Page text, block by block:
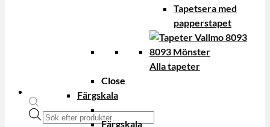
Produktsökning
Tapetsera med
papperstapet
Alla tapeter
Close
Färgskala
Färgskala